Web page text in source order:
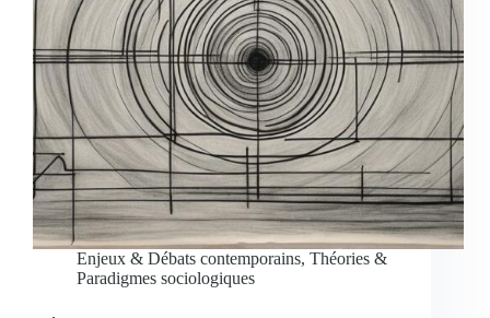
Enjeux & Débats contemporains, Théories &
Paradigmes sociologiques